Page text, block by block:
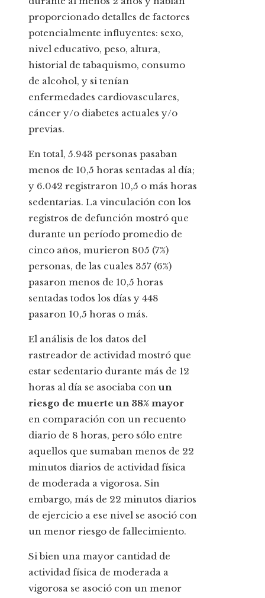
proporcionado detalles de factores
potencialmente influyentes: sexo,
nivel educativo, peso, altura,
historial de tabaquismo, consumo
de alcohol, y si tenían
enfermedades cardiovasculares,
cáncer y/o diabetes actuales y/o
previas.
En total, 5.943 personas pasaban
menos de 10,5 horas sentadas al día;
y 6.042 registraron 10,5 o más horas
sedentarias. La vinculación con los
registros de defunción mostró que
durante un período promedio de
cinco años, murieron 805 (7%)
personas, de las cuales 357 (6%)
pasaron menos de 10,5 horas
sentadas todos los días y 448
pasaron 10,5 horas o más.
El análisis de los datos del
rastreador de actividad mostró que
estar sedentario durante más de 12
horas al día se asociaba conun
riesgo de muerte un 38% mayor
en comparación con un recuento
diario de 8 horas, pero sólo entre
aquellos que sumaban menos de 22
minutos diarios de actividad física
de moderada a vigorosa. Sin
embargo, más de 22 minutos diarios
de ejercicio a ese nivel se asoció con
un menor riesgo de fallecimiento.
Si bien una mayor cantidad de
actividad física de moderada a
vigorosa se asoció con un menor